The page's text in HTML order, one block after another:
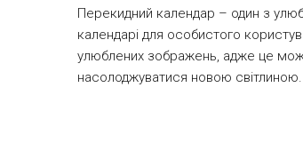
Перекидний календар – один з
календарі для особистого
улюблених зображень, адже це
насолоджуватися новою світлиною.